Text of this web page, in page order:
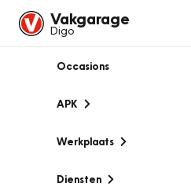
Vakgarage
Digo
Occasions
APK
Werkplaats
Diensten